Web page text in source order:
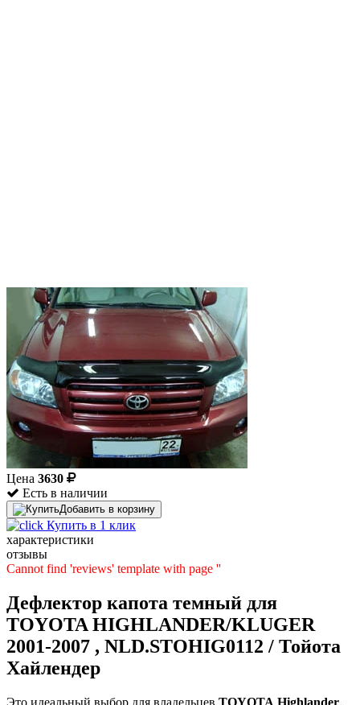
Цена 3630
Есть в наличии
Добавить в корзину
Купить в 1 клик
характеристики
отзывы
Cannot find 'reviews' template with page ''
Дефлектор капота темный для
TOYOTA HIGHLANDER/KLUGER
2001-2007 , NLD.STOHIG0112 / Тойота
Хайлендер
Это идеальный выбор для владельцев TOYOTA Highlander.